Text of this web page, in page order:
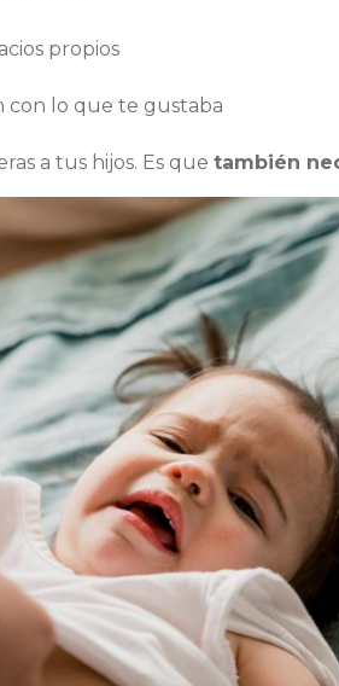
propios
con lo que te gustaba
a tus hijos. Es que también